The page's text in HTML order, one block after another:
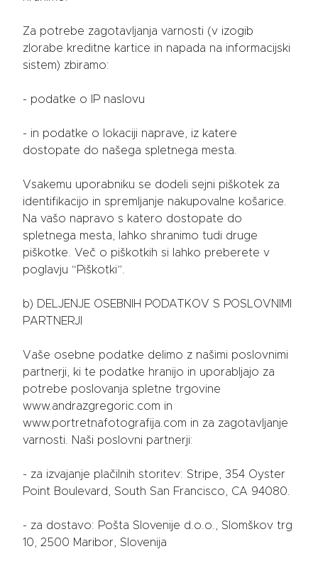
Za potrebe zagotavljanja varnosti (v izogib
zlorabe kreditne kartice in napada na informacijski
sistem) zbiramo:
- podatke o IP naslovu
- in podatke o lokaciji naprave, iz katere
dostopate do našega spletnega mesta.
Vsakemu uporabniku se dodeli sejni piškotek za
identifikacijo in spremljanje nakupovalne košarice.
Na vašo napravo s katero dostopate do
spletnega mesta, lahko shranimo tudi druge
piškotke. Več o piškotkih si lahko preberete v
poglavju “Piškotki”.
b) DELJENJE OSEBNIH PODATKOV S POSLOVNIMI
PARTNERJI
Vaše osebne podatke delimo z našimi poslovnimi
partnerji, ki te podatke hranijo in uporabljajo za
potrebe poslovanja spletne trgovine
www.andrazgregoric.com in
www.portretnafotografija.com in za zagotavljanje
varnosti. Naši poslovni partnerji:
- za izvajanje plačilnih storitev: Stripe, 354 Oyster
Point Boulevard, South San Francisco, CA 94080.
- za dostavo: Pošta Slovenije d.o.o., Slomškov trg
10, 2500 Maribor, Slovenija